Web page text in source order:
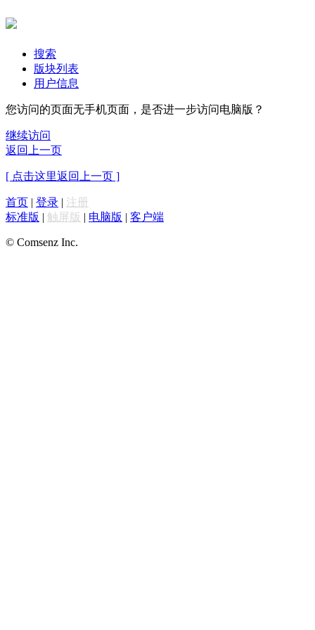
搜索
版块列表
用户信息
您访问的页面无手机页面，是否进一步访问电脑版？
继续访问
返回上一页
[ 点击这里返回上一页 ]
首页 | 登录 | 注册
标准版 | 触屏版 | 电脑版 | 客户端
© Comsenz Inc.